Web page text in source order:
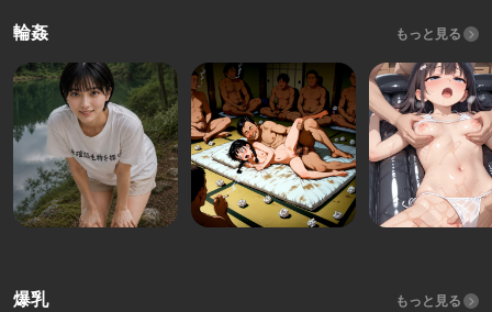
輪姦 もっと見る
爆乳 もっと見る